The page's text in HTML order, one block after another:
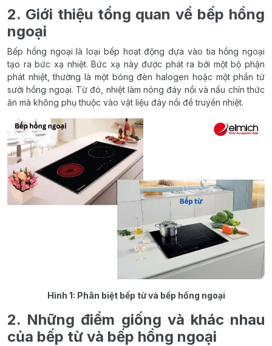
2. Giới thiệu tổng quan về bếp hồng
ngoại
Bếp hồng ngoại là loại bếp hoạt động dựa vào tia hồng ngoại
tạo ra bức xạ nhiệt. Bức xạ này được phát ra bởi một bộ phận
phát nhiệt, thường là một bóng đèn halogen hoặc một phần tử
sưởi hồng ngoại. Từ đó, nhiệt làm nóng đáy nồi và nấu chín thức
ăn mà không phụ thuộc vào vật liệu đáy nồi để truyền nhiệt.
Hình 1: Phân biệt bếp từ và bếp hồng ngoại
2. Những điểm giống và khác nhau
của bếp từ và bếp hồng ngoại